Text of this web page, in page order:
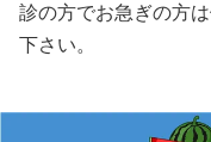
診の方でお急ぎの方
下さい。